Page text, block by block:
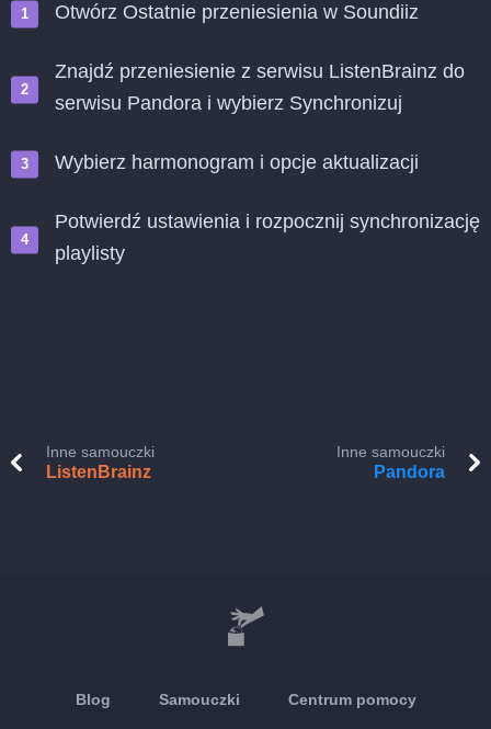
Otwórz Ostatnie przeniesienia w Soundiiz
Znajdź przeniesienie z serwisu ListenBrainz do
serwisu Pandora i wybierz Synchronizuj
Wybierz harmonogram i opcje aktualizacji
Potwierdź ustawienia i rozpocznij synchronizację
playlisty
Inne samouczki
ListenBrainz
Inne samouczki
Pandora
Blog Samouczki Centrum pomocy